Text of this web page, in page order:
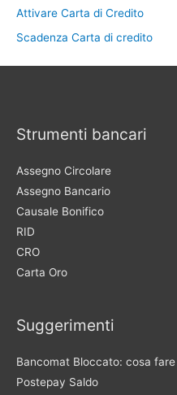
Attivare Carta di Credito
Scadenza Carta di credito
Strumenti bancari
Assegno Circolare
Assegno Bancario
Causale Bonifico
RID
CRO
Carta Oro
Suggerimenti
Bancomat Bloccato: cosa fare
Postepay Saldo